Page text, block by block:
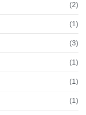
(2)
(1)
(3)
(1)
(1)
(1)